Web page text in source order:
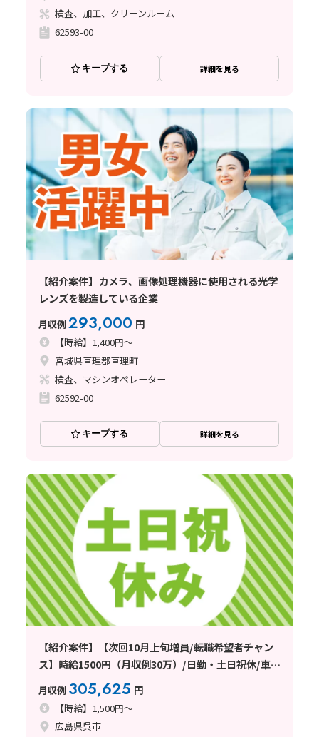
検査、加工、クリーンルーム
62593-00
キープする 詳細を見る
【紹介案件】カメラ、画像処理機器に使用される光学
レンズを製造している企業
月収例293,000 円
【時給】1,400円～
宮城県亘理郡亘理町
検査、マシンオペレーター
62592-00
キープする 詳細を見る
【紹介案件】【次回10月上旬増員/転職希望者チャン
ス】時給1500円（月収例30万）/日勤・土日祝休/車通
月収例 305,625 円
【時給】1,500円～
広島県呉市